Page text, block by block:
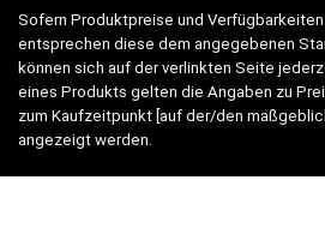
Sofern Produktpreise und
entsprechen diese dem angegebenen
können sich auf der verlinkten Seite
eines Produkts gelten die Angaben zu
zum Kaufzeitpunkt [auf der/den
angezeigt werden.